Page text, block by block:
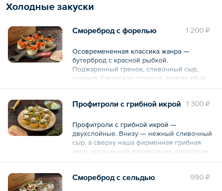
Холодные закуски
1 200 ₽
Смореброд с форелью
Осовремененная классика жанра —
бутерброд с красной рыбкой.
Поджаренный гренок, сливочный сыр,
сладкая баварская горчица, ломтик яйца,
огурчик и форель слабого посола.
— 6 порций по 45 г
Общий вес – 280 г
1 300 ₽
Профитроли с грибной икрой
Профитроли с грибной икрой —
двухслойные. Внизу — нежный сливочный
сыр, а сверху наша фирменная грибная
икра, украшенная пармезаном, лепестком
маринованного огурчика и ростком
ли?
990 ₽
Смореброд с сельдью